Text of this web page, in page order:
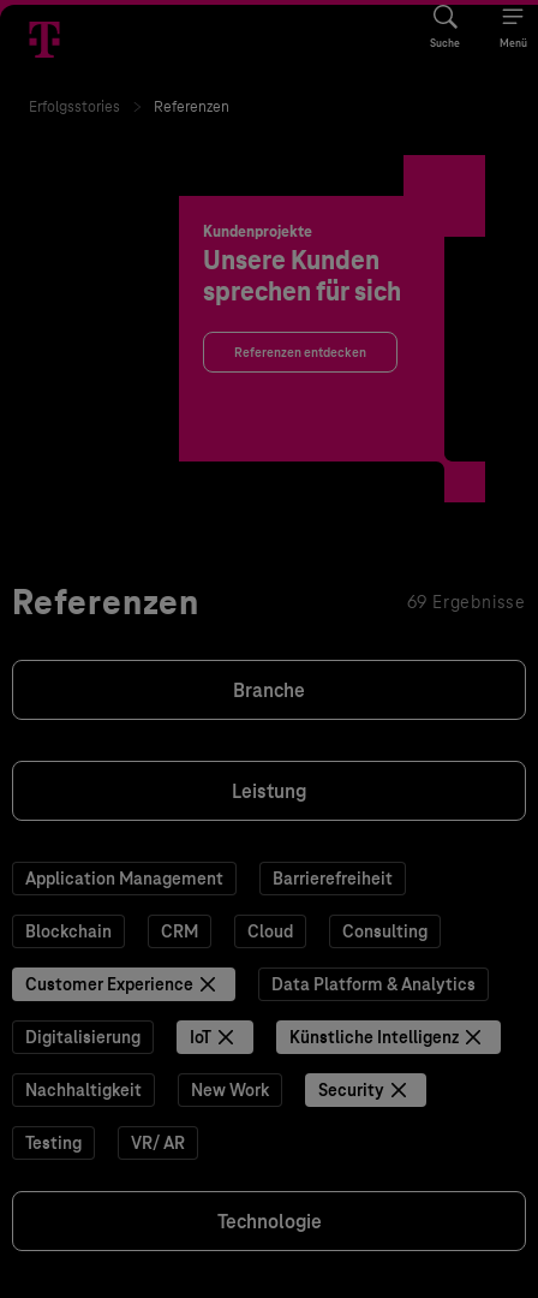
Suche Menü
Erfolgsstories Referenzen
Kundenprojekte
Unsere Kunden
sprechen für sich
Referenzen entdecken
Referenzen 69 Ergebnisse
Branche
Leistung
Application Management Barrierefreiheit
Blockchain CRM Cloud Consulting
Customer Experience Data Platform & Analytics
Digitalisierung IoT Künstliche Intelligenz
Nachhaltigkeit New Work Security
Testing VR/ AR
Technologie